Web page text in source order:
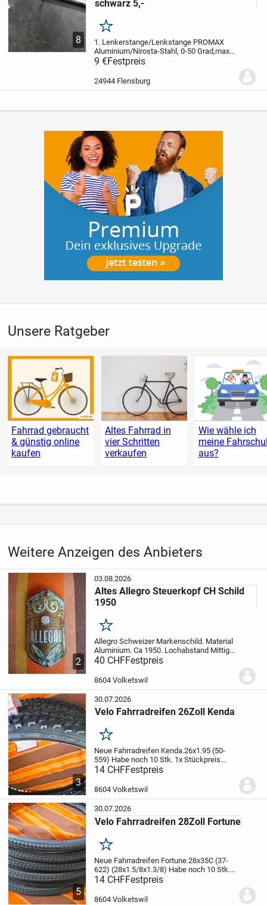
8
schwarz 5,-
Merken
1. Lenkerstange/Lenkstange PROMAX
Aluminium/Nirosta-Stahl, 0-50 Grad,max.
180 mm, Gewicht: ca. 670 g, gebraucht,
gut erhalten, 9,-
- leicht hochgezogen, Stahl, schwarz,
9 €Festpreis
24944 Flensburg
Unsere Ratgeber
Fahrrad gebraucht
& günstig online
kaufen
Altes Fahrrad in
vier Schritten
verkaufen
Wie wähle ich
meine
aus?
Weitere Anzeigen des Anbieters
2
03.08.2026
Altes Allegro Steuerkopf CH Schild
1950
Merken
Allegro Schweizer Markenschild. Material
Aluminium. Ca 1950. Lochabstand Mittig
gemessen 49 mm.Höhe 54,6 mm.Breite
32 mm. Gebogene Höhe 11 mm.
war ein Markenname, unter dem von 1914
40 CHFFestpreis
8604 Volketswil
3
30.07.2026
Velo Fahrradreifen 26Zoll Kenda
Merken
Neue Fahrradreifen Kenda.26x1.95 (50-
559) Habe noch 10 Stk. 1x Stückpreis
Fr.14.- Abholung vor Ort. (Repariere auch
Velos) Vorkasse.Versand möglich. Alle
Zahlungen möglich! Gratis Reifen
14 CHFFestpreis
8604 Volketswil
5
30.07.2026
Velo Fahrradreifen 28Zoll Fortune
Merken
Neue Fahrradreifen Fortune.28x35C (37-
622) (28x1.5/8x1.3/8) Habe noch 10 Stk.
1x Stückpreis Fr.14.- Abholung vor Ort.
(Repariere auch Velos) Vorkasse.Versand
möglich. Alle Zahlungen möglich! Gratis...
14 CHFFestpreis
8604 Volketswil